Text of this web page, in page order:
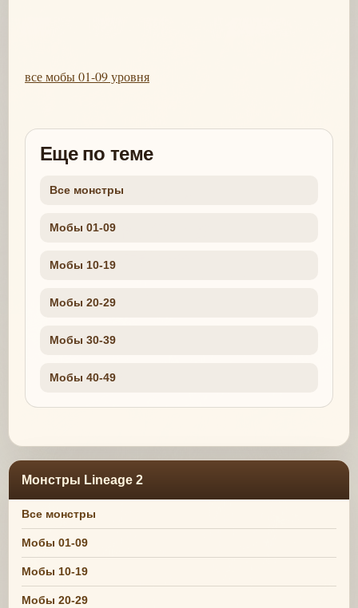
все мобы 01-09 уровня
Еще по теме
Все монстры
Мобы 01-09
Мобы 10-19
Мобы 20-29
Мобы 30-39
Мобы 40-49
Монстры Lineage 2
Все монстры
Мобы 01-09
Мобы 10-19
Мобы 20-29